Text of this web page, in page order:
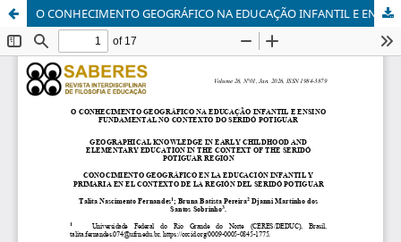
O CONHECIMENTO GEOGRÁFICO NA EDUCAÇÃO INFANTIL E ENSINO FUNDAMENTAL NO CONTEXTO DO SERIDÓ POTIGUAR